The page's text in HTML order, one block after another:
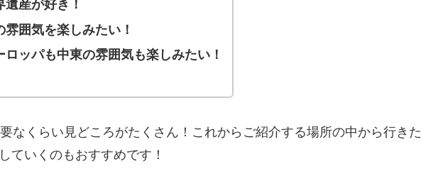
遺産が好き！
雰囲気を楽しみたい！
ロッパも中東の雰囲気も楽しみたい！
なくらい見どころがたくさん！これからご紹介する場所の中から行きた
ていくのもおすすめです！